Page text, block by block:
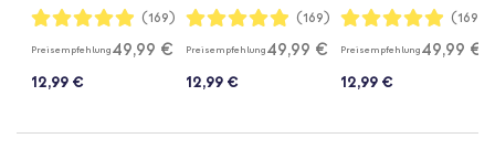
44/45/46/49 mm -
Bewertung:
98%
(169)
Preisempfehlung49,99 €
12,99 €
44/45/46/49 mm -
Bewertung:
98%
(169)
Preisempfehlung49,99 €
12,99 €
44/45/46/49 mm -
Bewertung:
98%
(169)
Preisempfehlung49,99 €
12,99 €